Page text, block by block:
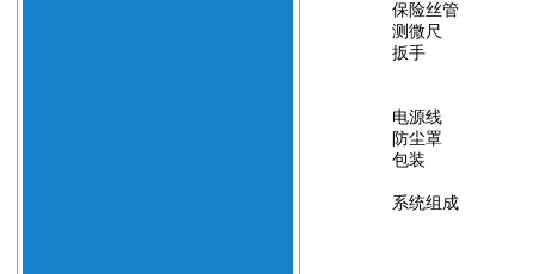
保险丝管
测微尺
扳手
电源线
防尘罩
包装
系统组成